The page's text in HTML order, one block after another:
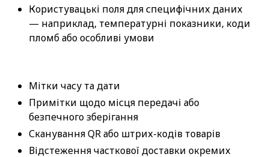
Користувацькі поля для специфічних даних
— наприклад, температурні показники, коди
пломб або особливі умови
Мітки часу та дати
Примітки щодо місця передачі або
безпечного зберігання
Сканування QR або штрих-кодів товарів
Відстеження часткової доставки окремих